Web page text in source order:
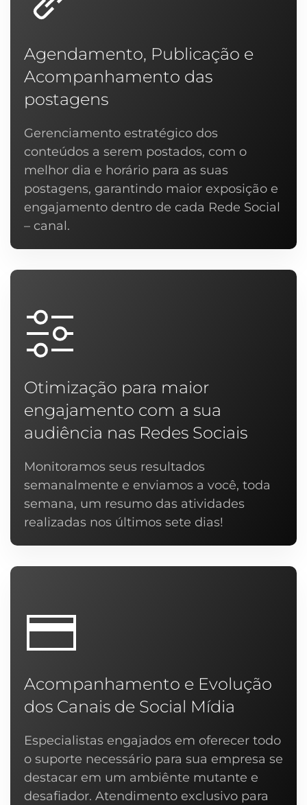
Agendamento, Publicação e
Acompanhamento das
postagens
Gerenciamento estratégico dos
conteúdos a serem postados, com o
melhor dia e horário para as suas
postagens, garantindo maior exposição e
engajamento dentro de cada Rede Social
– canal.
Otimização para maior
engajamento com a sua
audiência nas Redes Sociais
Monitoramos seus resultados
semanalmente e enviamos a você, toda
semana, um resumo das atividades
realizadas nos últimos sete dias!
Acompanhamento e Evolução
dos Canais de Social Mídia
Especialistas engajados em oferecer todo
o suporte necessário para sua empresa se
destacar em um ambiênte mutante e
desafiador. Atendimento exclusivo para